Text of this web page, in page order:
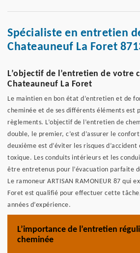
Spécialiste en entretien
Chateauneuf La Foret
L’objectif de l’entretien de votre
Chateauneuf La Foret
Le maintien en bon état d’entretien et de
cheminée et de ses différents éléments est
règlements. L’objectif de l’entretien de
double, le premier, c’est d’assurer le
deuxième est d’éviter les risques d’accident
toxique. Les conduits intérieurs et les
être entretenus pour l’évacuation parfaite
Le ramoneur ARTISAN RAMONEUR 87 qui
Foret est qualifié pour effectuer cette
années d’expérience.
L’importance de l’entretien
cheminée